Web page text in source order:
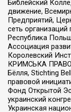
Библейский
движение,
Предприятий,
сеть
Республика
Ассоциация
Королевский
КРИМСЬКА
Бёлля, Stichting
правовой
Фонд Открытой
украинский
Украинская